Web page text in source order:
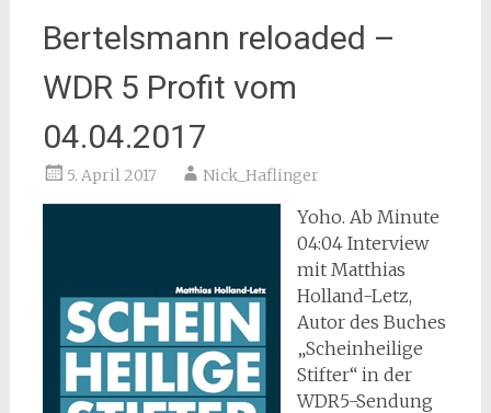
Bertelsmann reloaded –
WDR 5 Profit vom
04.04.2017
5. April 2017 Nick_Haflinger
Yoho. Ab Minute
04:04 Interview
mit Matthias
Holland-Letz,
Autor des Buches
„Scheinheilige
Stifter“ in der
WDR5-Sendung